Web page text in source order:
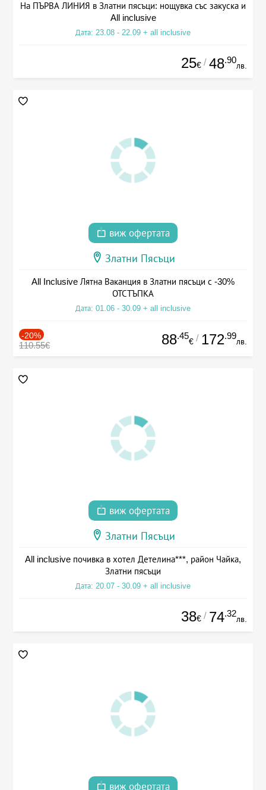
На ПЪРВА ЛИНИЯ в Златни пясъци: нощувка със закуска и
All inclusive
Дата: 23.08 - 22.09 + all inclusive
25€ / 48.90
лв.
виж офертата
Златни Пясъци
All Inclusive Лятна Ваканция в Златни пясъци с -30%
ОТСТЪПКА
Дата: 01.06 - 30.09 + all inclusive
-20%
110.55€ 88.45
€ / 172.99
лв.
виж офертата
Златни Пясъци
All inclusive почивка в хотел Детелина***, район Чайка,
Златни пясъци
Дата: 20.07 - 30.09 + all inclusive
38€ / 74.32
лв.
виж офертата